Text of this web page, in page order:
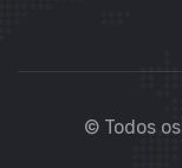
© Todos